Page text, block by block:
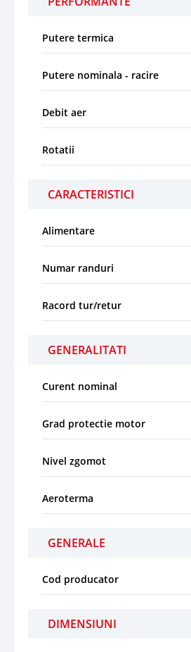
Putere termica
Putere nominala - racire
Debit aer
Rotatii
CARACTERISTICI
Alimentare
Numar randuri
Racord tur/retur
GENERALITATI
Curent nominal
Grad protectie motor
Nivel zgomot
Aeroterma
GENERALE
Cod producator
DIMENSIUNI